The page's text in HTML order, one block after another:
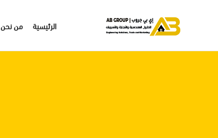
الرئيسية من نحن